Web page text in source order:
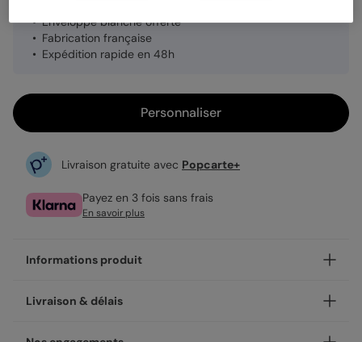
Enveloppe blanche offerte
Fabrication française
Expédition rapide en 48h
Personnaliser
Livraison gratuite avec Popcarte+
Payez en 3 fois sans frais
En savoir plus
Informations produit
Et si votre faire-part baptême restait affiché bien plus
Livraison & délais